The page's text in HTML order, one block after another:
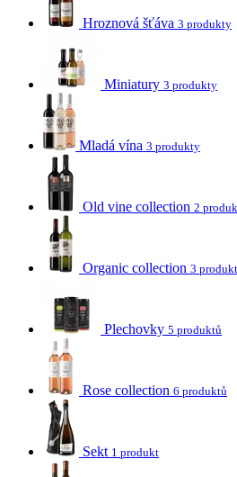
Hroznová šťáva 3 produkty
Miniatury 3 produkty
Mladá vína 3 produkty
Old vine collection 2
Organic collection 3
Plechovky 5 produktů
Rose collection 6 produktů
Sekt 1 produkt